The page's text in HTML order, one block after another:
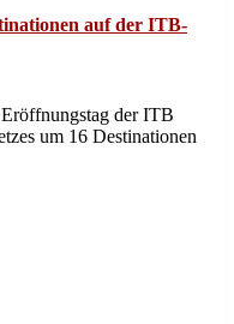
auf der ITB-
der ITB
um 16 Destinationen